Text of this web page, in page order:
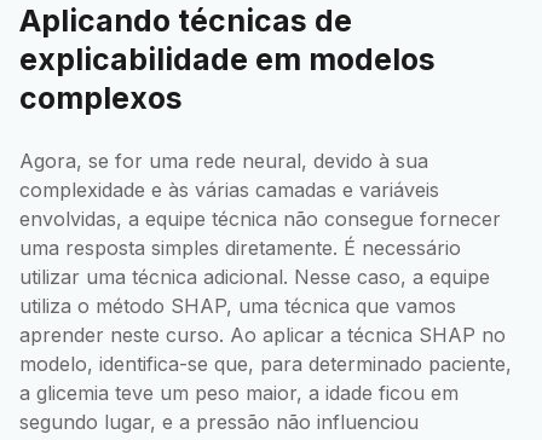
Aplicando técnicas de
explicabilidade em modelos
complexos
Agora, se for uma rede neural, devido à sua
complexidade e às várias camadas e variáveis
envolvidas, a equipe técnica não consegue fornecer
uma resposta simples diretamente. É necessário
utilizar uma técnica adicional. Nesse caso, a equipe
utiliza o método SHAP, uma técnica que vamos
aprender neste curso. Ao aplicar a técnica SHAP no
modelo, identifica-se que, para determinado paciente,
a glicemia teve um peso maior, a idade ficou em
segundo lugar, e a pressão não influenciou